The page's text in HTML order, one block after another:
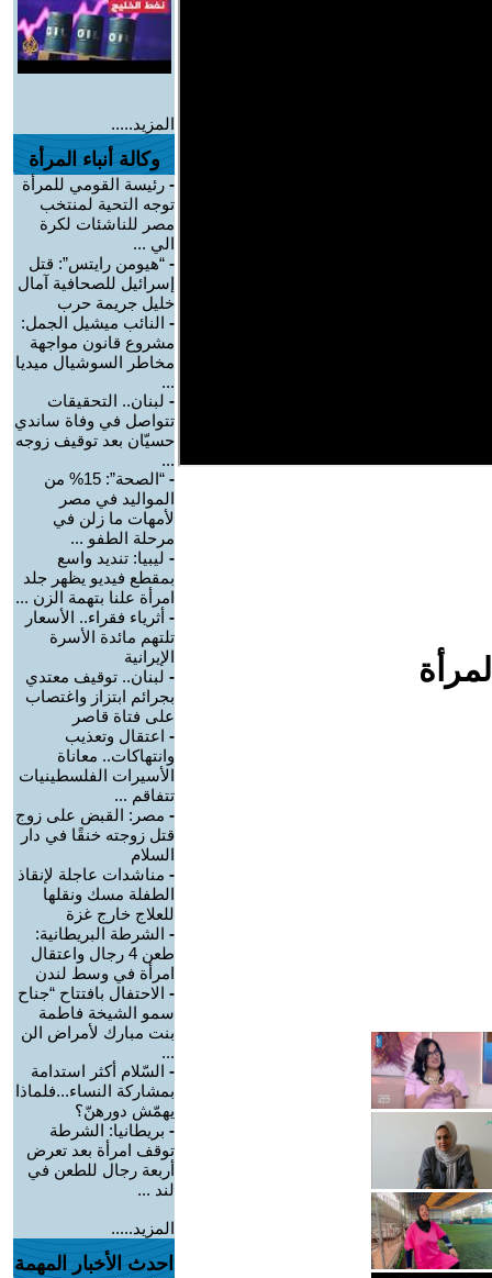
المزيد.....
وكالة أنباء المرأة
- رئيسة القومي للمرأة
توجه التحية لمنتخب
مصر للناشئات لكرة
الي ...
- “هيومن رايتس”: قتل
إسرائيل للصحافية آمال
خليل جريمة حرب
- النائب ميشيل الجمل:
مشروع قانون مواجهة
مخاطر السوشيال ميديا
...
- لبنان.. التحقيقات
تتواصل في وفاة ساندي
حسيّان بعد توقيف زوجه
...
-
“الصحة”: 15% من
المواليد في مصر
لأمهات ما زلن في
مرحلة الطفو ...
- ليبيا: تنديد واسع
بمقطع فيديو يظهر جلد
امرأة علنا بتهمة الزن ...
- أثرياء فقراء.. الأسعار
تلتهم مائدة الأسرة
الإيرانية
- لبنان.. توقيف معتدي
بجرائم ابتزاز واغتصاب
على فتاة قاصر
- اعتقال وتعذيب
وانتهاكات.. معاناة
الأسيرات الفلسطينيات
تتفاقم ...
- مصر: القبض على زوج
قتل زوجته خنقًا في دار
السلام
- مناشدات عاجلة لإنقاذ
الطفلة مسك ونقلها
للعلاج خارج غزة
- الشرطة البريطانية:
طعن 4 رجال واعتقال
امرأة في وسط لندن
- الاحتفال بافتتاح “جناح
سمو الشيخة فاطمة
بنت مبارك لأمراض الن
...
- السّلام أكثر استدامة
بمشاركة النساء...فلماذا
يهمّش دورهنّ؟
- بريطانيا: الشرطة
توقف امرأة بعد تعرض
أربعة رجال للطعن في
لند ...
المزيد.....
احدث الأخبار المهمة